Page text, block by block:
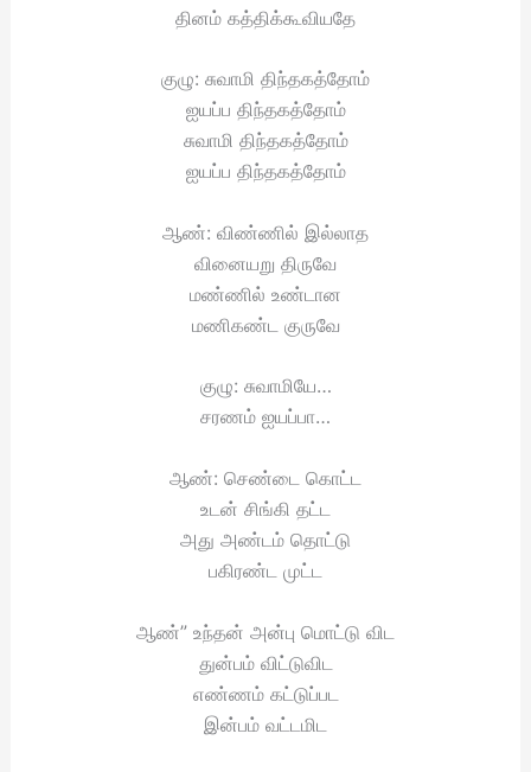
தினம் கத்திக்கூவியதே
குழு: சுவாமி திந்தகத்தோம்
ஐயப்ப திந்தகத்தோம்
சுவாமி திந்தகத்தோம்
ஐயப்ப திந்தகத்தோம்
ஆண்: விண்ணில் இல்லாத
வினையறு திருவே
மண்ணில் உண்டான
மணிகண்ட குருவே
குழு: சுவாமியே…
சரணம் ஐயப்பா…
ஆண்: செண்டை கொட்ட
உடன் சிங்கி தட்ட
அது அண்டம் தொட்டு
பகிரண்ட முட்ட
ஆண்” உந்தன் அன்பு மொட்டு விட
துன்பம் விட்டுவிட
எண்ணம் கட்டுப்பட
இன்பம் வட்டமிட